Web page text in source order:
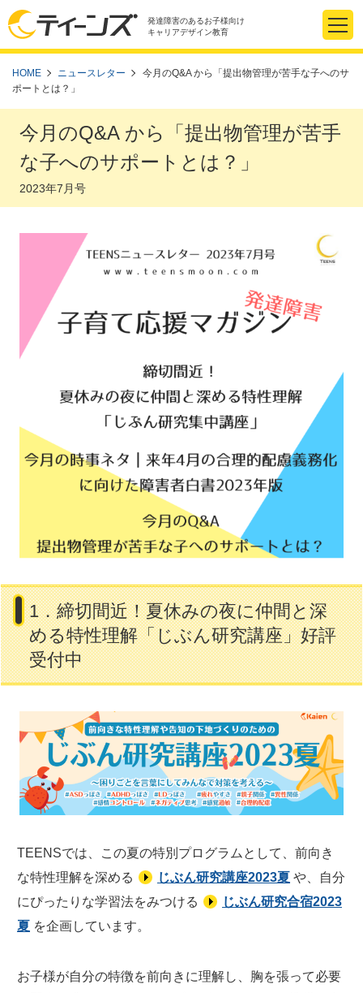
発達障害のあるお子様向け
キャリアデザイン教育
HOME ニュースレター
今月のQ&A から「提出物管理が苦手な子へのサ
ポートとは？」
今月のQ&A から「提出物管理が苦手
な子へのサポートとは？」
2023年7月号
1．締切間近！夏休みの夜に仲間と深
める特性理解「じぶん研究講座」好評
受付中
TEENSでは、この夏の特別プログラムとして、前向き
な特性理解を深める
じぶん研究講座2023夏 や、自分
にぴったりな学習法をみつける
じぶん研究合宿2023
夏 を企画しています。
お子様が自分の特徴を前向きに理解し、胸を張って必要